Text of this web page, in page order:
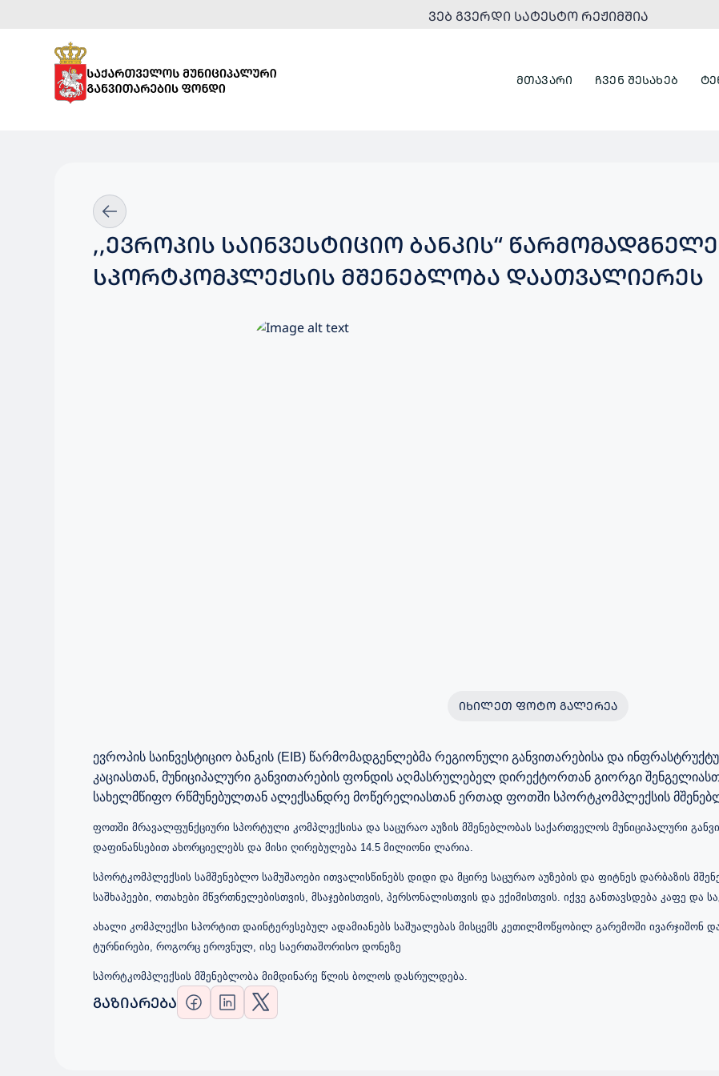
ᲕᲔᲑ ᲒᲕᲔᲠᲓᲘ ᲡᲐᲢᲔᲡᲢᲝ ᲠᲔᲟᲘᲛᲨᲘᲐ
ᲛᲗᲐᲕᲐᲠᲘ ᲩᲕᲔᲜ ᲨᲔᲡᲐᲮᲔᲑ
,,ᲔᲕᲠᲝᲞᲘᲡ ᲡᲐᲘᲜᲕᲔᲡᲢᲘᲪᲘᲝ ᲑᲐᲜᲙᲘᲡ“
ᲡᲞᲝᲠᲢᲙᲝᲛᲞᲚᲔᲥᲡᲘᲡ ᲛᲨᲔᲜᲔᲑᲚᲝᲑᲐ ᲓᲐᲐᲗᲕᲐᲚᲘᲔᲠᲔᲡ
ᲘᲮᲘᲚᲔᲗ ᲤᲝᲢᲝ ᲒᲐᲚᲔᲠᲔᲐ
ევროპის საინვესტიციო ბანკის (EIB) წარმომადგენლებმა რეგიონული განვითარებისა და
კაციასთან, მუნიციპალური განვითარების ფონდის აღმასრულებელ დირექტორთან გიორგი
სახელმწიფო რწმუნებულთან ალექსანდრე მოწერელიასთან ერთად ფოთში სპორტკომპლექსის
ფოთში მრავალფუნქციური სპორტული კომპლექსისა და საცურაო აუზის მშენებლობას საქართველოს მუნიციპალური
დაფინანსებით ახორციელებს და მისი ღირებულება 14.5 მილიონი ლარია.
სპორტკომპლექსის სამშენებლო სამუშაოები ითვალისწინებს დიდი და მცირე საცურაო აუზების და ფიტნეს დარბაზის
საშხაპეები, ოთახები მწვრთნელებისთვის, მსაჯებისთვის, პერსონალისთვის და ექიმისთვის. იქვე განთავსდება კაფე და
ახალი კომპლექსი სპორტით დაინტერესებულ ადამიანებს საშუალებას მისცემს კეთილმოწყობილ გარემოში ივარჯიშონ
ტურნირები, როგორც ეროვნულ, ისე საერთაშორისო დონეზე
სპორტკომპლექსის მშენებლობა მიმდინარე წლის ბოლოს დასრულდება.
ᲒᲐᲖᲘᲐᲠᲔᲑᲐ